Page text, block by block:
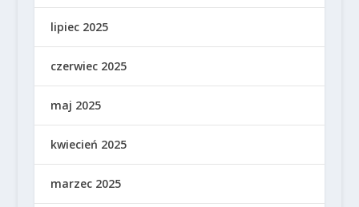
lipiec 2025
czerwiec 2025
maj 2025
kwiecień 2025
marzec 2025